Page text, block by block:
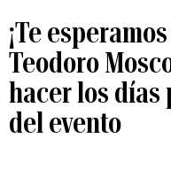
¡Te
Teodoro
hacer los días
del evento